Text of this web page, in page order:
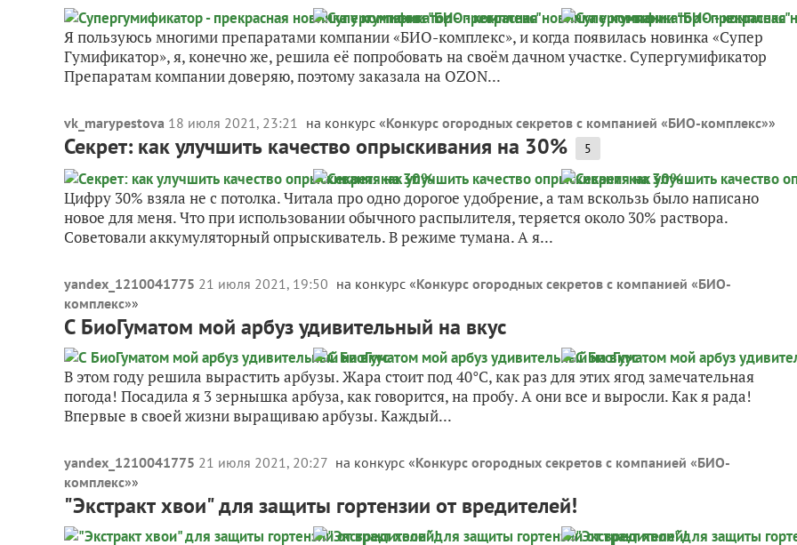
Я пользуюсь многими препаратами компании «БИО-комплекс», и когда появилась новинка «Супер
Гумификатор», я, конечно же, решила её попробовать на своём дачном участке. Супергумификатор
Препаратам компании доверяю, поэтому заказала на OZON...
vk_marypestova 18 июля 2021, 23:21 на конкурс «Конкурс огородных секретов с компанией «БИО-комплекс»»
Секрет: как улучшить качество опрыскивания на 30% 5
Цифру 30% взяла не с потолка. Читала про одно дорогое удобрение, а там вскользь было написано
новое для меня. Что при использовании обычного распылителя, теряется около 30% раствора.
Советовали аккумуляторный опрыскиватель. В режиме тумана. А я...
yandex_1210041775 21 июля 2021, 19:50 на конкурс «Конкурс огородных секретов с компанией «БИО-
комплекс»»
С БиоГуматом мой арбуз удивительный на вкус
В этом году решила вырастить арбузы. Жара стоит под 40°C, как раз для этих ягод замечательная
погода! Посадила я 3 зернышка арбуза, как говорится, на пробу. А они все и выросли. Как я рада!
Впервые в своей жизни выращиваю арбузы. Каждый...
yandex_1210041775 21 июля 2021, 20:27 на конкурс «Конкурс огородных секретов с компанией «БИО-
комплекс»»
"Экстракт хвои" для защиты гортензии от вредителей!